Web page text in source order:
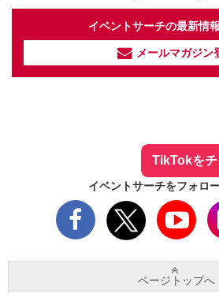
イベントサーチの最新情
メールマガジン
TikTokを
イベントサーチをフォロ
ページトップへ